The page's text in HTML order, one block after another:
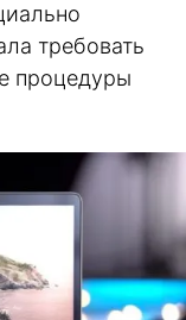
требовать
процедуры